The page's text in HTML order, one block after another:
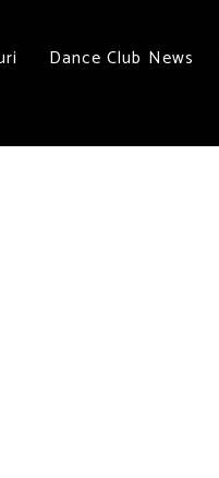
Dance Club News